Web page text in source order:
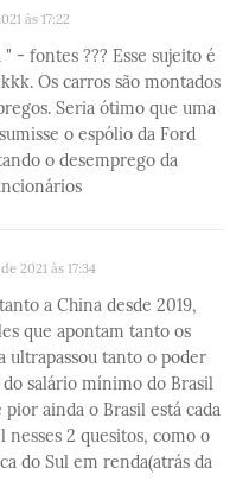
às 17:22
- fontes ??? Esse sujeito é
Os carros são montados
Seria ótimo que uma
o espólio da Ford
o desemprego da
2021 às 17:34
a China desde 2019,
que apontam tanto os
ultrapassou tanto o poder
salário mínimo do Brasil
ainda o Brasil está cada
nesses 2 quesitos, como o
do Sul em renda(atrás da